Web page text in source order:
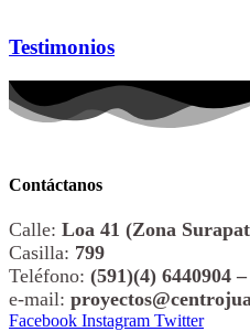
Testimonios
Contáctanos
Calle: Loa 41 (Zona
Casilla: 799
Teléfono: (591)(4) 6440904
e-mail:
Facebook Instagram Twitter